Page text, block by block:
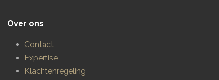
Over ons
Contact
Expertise
Klachtenregeling